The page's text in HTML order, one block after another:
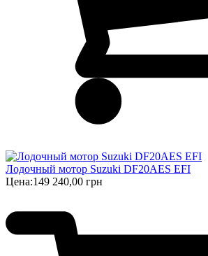
Лодочный мотор Suzuki DF20AES EFI
Цена:149 240,00 грн